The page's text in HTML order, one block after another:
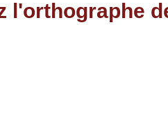
l'orthographe